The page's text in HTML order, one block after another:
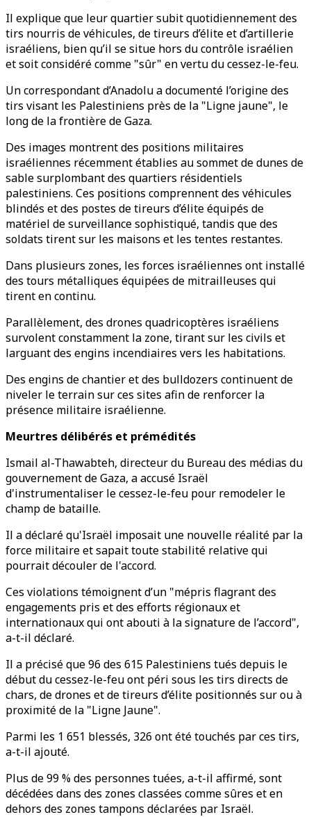
Il explique que leur quartier subit quotidiennement des
tirs nourris de véhicules, de tireurs d’élite et d’artillerie
israéliens, bien qu’il se situe hors du contrôle israélien
et soit considéré comme "sûr" en vertu du cessez-le-feu.
Un correspondant d’Anadolu a documenté l’origine des
tirs visant les Palestiniens près de la "Ligne jaune", le
long de la frontière de Gaza.
Des images montrent des positions militaires
israéliennes récemment établies au sommet de dunes de
sable surplombant des quartiers résidentiels
palestiniens. Ces positions comprennent des véhicules
blindés et des postes de tireurs d’élite équipés de
matériel de surveillance sophistiqué, tandis que des
soldats tirent sur les maisons et les tentes restantes.
Dans plusieurs zones, les forces israéliennes ont installé
des tours métalliques équipées de mitrailleuses qui
tirent en continu.
Parallèlement, des drones quadricoptères israéliens
survolent constamment la zone, tirant sur les civils et
larguant des engins incendiaires vers les habitations.
Des engins de chantier et des bulldozers continuent de
niveler le terrain sur ces sites afin de renforcer la
présence militaire israélienne.
Meurtres délibérés et prémédités
Ismail al-Thawabteh, directeur du Bureau des médias du
gouvernement de Gaza, a accusé Israël
d'instrumentaliser le cessez-le-feu pour remodeler le
champ de bataille.
Il a déclaré qu'Israël imposait une nouvelle réalité par la
force militaire et sapait toute stabilité relative qui
pourrait découler de l'accord.
Ces violations témoignent d’un "mépris flagrant des
engagements pris et des efforts régionaux et
internationaux qui ont abouti à la signature de l’accord",
a-t-il déclaré.
Il a précisé que 96 des 615 Palestiniens tués depuis le
début du cessez-le-feu ont péri sous les tirs directs de
chars, de drones et de tireurs d’élite positionnés sur ou à
proximité de la "Ligne Jaune".
Parmi les 1 651 blessés, 326 ont été touchés par ces tirs,
a-t-il ajouté.
Plus de 99 % des personnes tuées, a-t-il affirmé, sont
décédées dans des zones classées comme sûres et en
dehors des zones tampons déclarées par Israël.